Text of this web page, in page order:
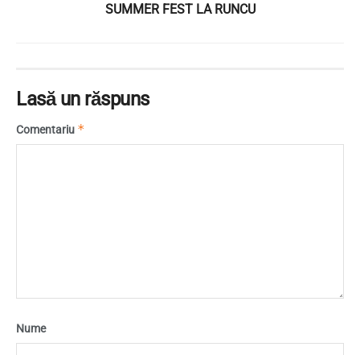
SUMMER FEST LA RUNCU
Lasă un răspuns
Comentariu *
Nume